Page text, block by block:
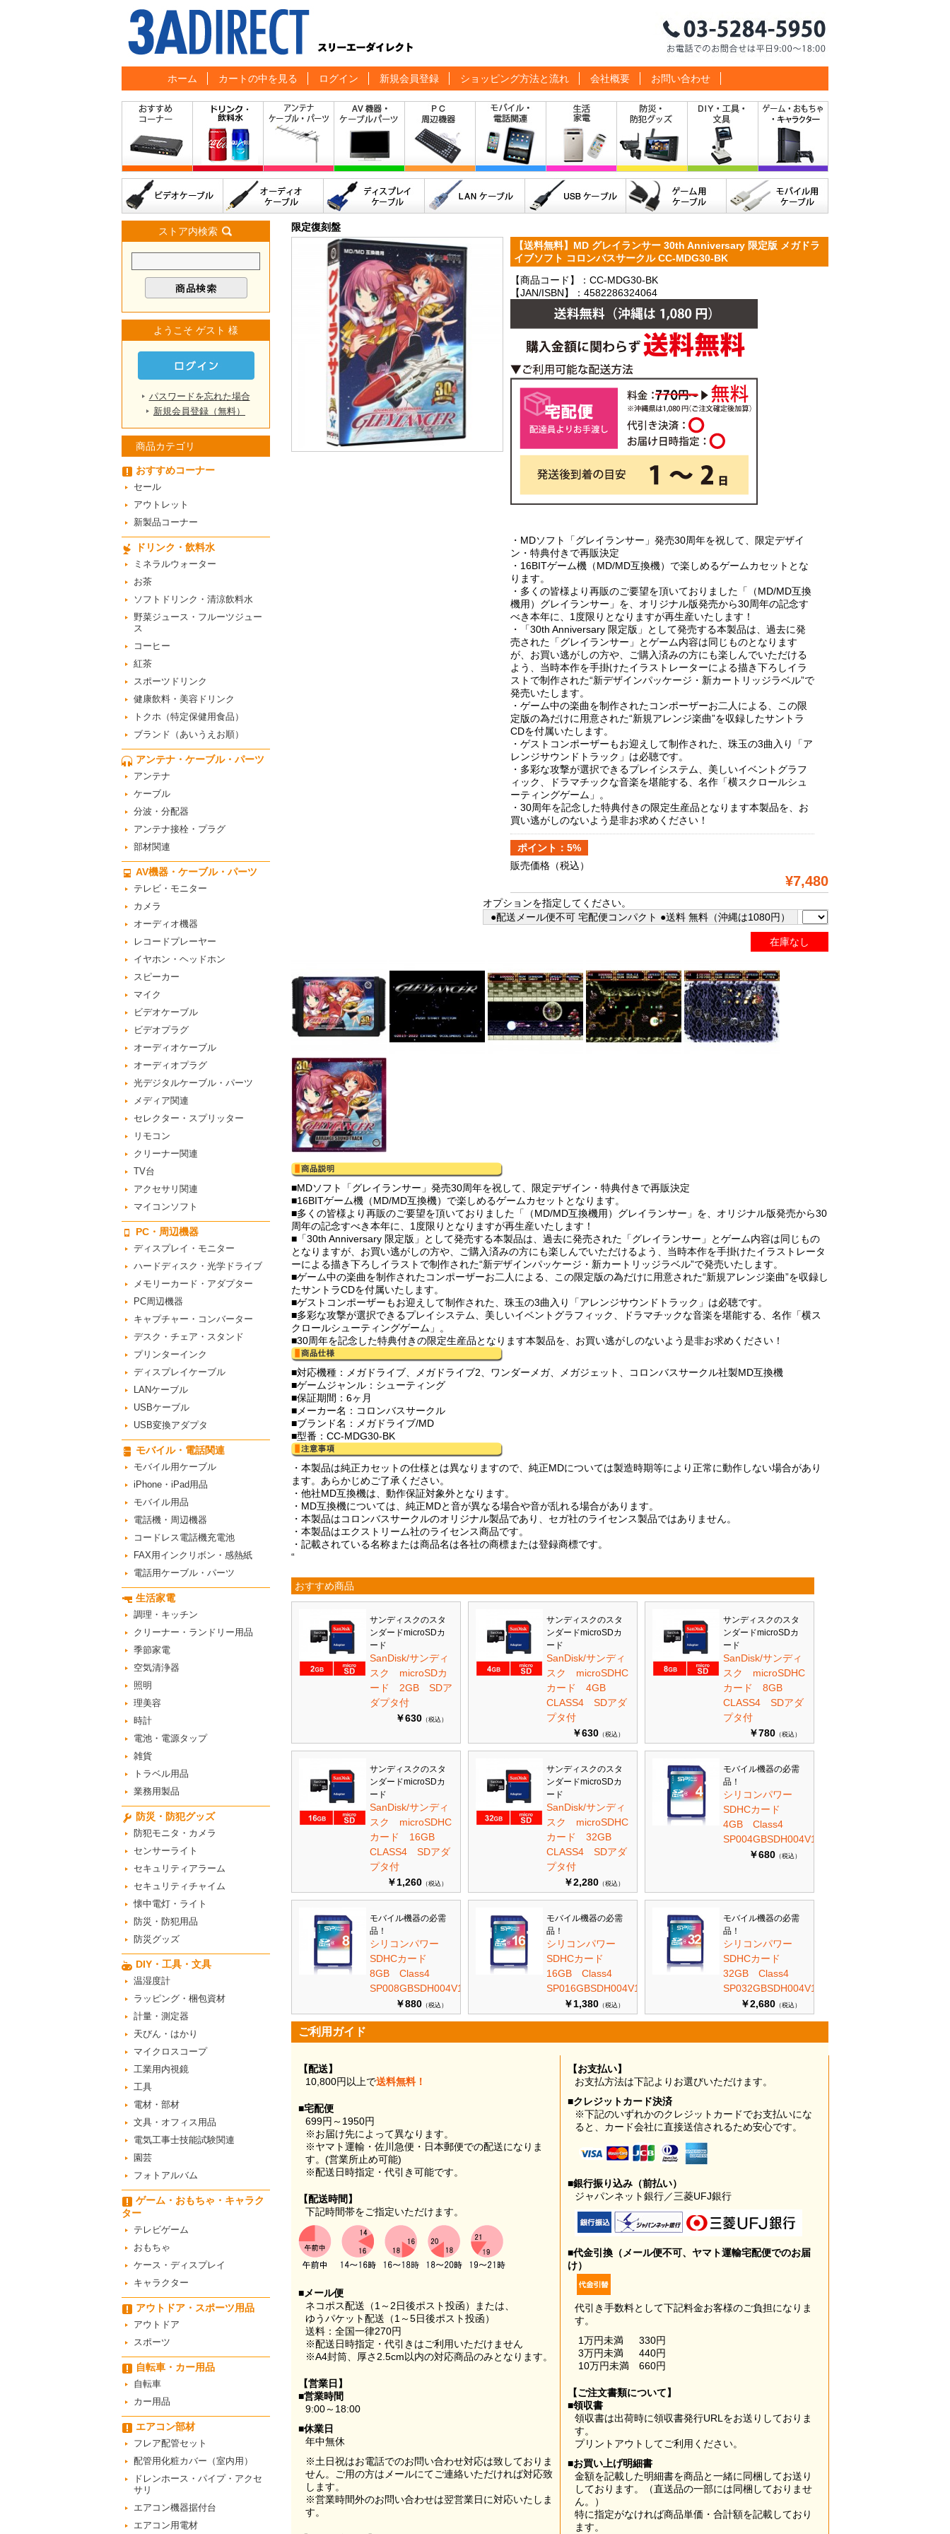
ホーム カートの中を見る ログイン 新規会員登録 ショッピング方法と流れ 会社概要 お問い合わせ
ストア内検索
ようこそ ゲスト 様
パスワードを忘れた場合
新規会員登録（無料）
商品カテゴリ
おすすめコーナー
セール
アウトレット
新製品コーナー
ドリンク・飲料水
ミネラルウォーター
お茶
ソフトドリンク・清涼飲料水
野菜ジュース・フルーツジュー
ス
コーヒー
紅茶
スポーツドリンク
健康飲料・美容ドリンク
トクホ（特定保健用食品）
ブランド（あいうえお順）
アンテナ・ケーブル・パーツ
アンテナ
ケーブル
分波・分配器
アンテナ接栓・プラグ
部材関連
AV機器・ケーブル・パーツ
テレビ・モニター
カメラ
オーディオ機器
レコードプレーヤー
イヤホン・ヘッドホン
スピーカー
マイク
ビデオケーブル
ビデオプラグ
オーディオケーブル
オーディオプラグ
光デジタルケーブル・パーツ
メディア関連
セレクター・スプリッター
リモコン
クリーナー関連
TV台
アクセサリ関連
マイコンソフト
PC・周辺機器
ディスプレイ・モニター
ハードディスク・光学ドライブ
メモリーカード・アダプター
PC周辺機器
キャプチャー・コンバーター
デスク・チェア・スタンド
プリンターインク
ディスプレイケーブル
LANケーブル
USBケーブル
USB変換アダプタ
モバイル・電話関連
モバイル用ケーブル
iPhone・iPad用品
モバイル用品
電話機・周辺機器
コードレス電話機充電池
FAX用インクリボン・感熱紙
電話用ケーブル・パーツ
生活家電
調理・キッチン
クリーナー・ランドリー用品
季節家電
空気清浄器
照明
理美容
時計
電池・電源タップ
雑貨
トラベル用品
業務用製品
防災・防犯グッズ
防犯モニタ・カメラ
センサーライト
セキュリティアラーム
セキュリティチャイム
懐中電灯・ライト
防災・防犯用品
防災グッズ
DIY・工具・文具
温湿度計
ラッピング・梱包資材
計量・測定器
天びん・はかり
マイクロスコープ
工業用内視鏡
工具
電材・部材
文具・オフィス用品
電気工事士技能試験関連
園芸
フォトアルバム
ゲーム・おもちゃ・キャラク
ター
テレビゲーム
おもちゃ
ケース・ディスプレイ
キャラクター
アウトドア・スポーツ用品
アウトドア
スポーツ
自転車・カー用品
自転車
カー用品
エアコン部材
フレア配管セット
配管用化粧カバー（室内用）
ドレンホース・パイプ・アクセ
サリ
エアコン機器据付台
エアコン用電材
限定復刻盤
【送料無料】MD グレイランサー 30th Anniversary 限定版 メガドラ
イブソフト コロンバスサークル CC-MDG30-BK
【商品コード】：CC-MDG30-BK
【JAN/ISBN】：4582286324064
・MDソフト「グレイランサー」発売30周年を祝して、限定デザイ
ン・特典付きで再販決定
・16BITゲーム機（MD/MD互換機）で楽しめるゲームカセットとな
ります。
・多くの皆様より再販のご要望を頂いておりました「（MD/MD互換
機用）グレイランサー」を、オリジナル版発売から30周年の記念す
べき本年に、1度限りとなりますが再生産いたします！
・「30th Anniversary 限定版」として発売する本製品は、過去に発
売された「グレイランサー」とゲーム内容は同じものとなります
が、お買い逃がしの方や、ご購入済みの方にも楽しんでいただける
よう、当時本作を手掛けたイラストレーターによる描き下ろしイラ
ストで制作された“新デザインパッケージ・新カートリッジラベル”で
発売いたします。
・ゲーム中の楽曲を制作されたコンポーザーお二人による、この限
定版の為だけに用意された“新規アレンジ楽曲”を収録したサントラ
CDを付属いたします。
・ゲストコンポーザーもお迎えして制作された、珠玉の3曲入り「ア
レンジサウンドトラック」は必聴です。
・多彩な攻撃が選択できるプレイシステム、美しいイベントグラフ
ィック、ドラマチックな音楽を堪能する、名作「横スクロールシュ
ーティングゲーム」。
・30周年を記念した特典付きの限定生産品となります本製品を、お
買い逃がしのないよう是非お求めください！
ポイント：5%
販売価格 （税込）
¥7,480
オプションを指定してください。
●配送メール便不可 宅配便コンパクト ●送料 無料（沖縄は1080円）
在庫なし
■MDソフト「グレイランサー」発売30周年を祝して、限定デザイン・特典付きで再販決定
■16BITゲーム機（MD/MD互換機）で楽しめるゲームカセットとなります。
■多くの皆様より再販のご要望を頂いておりました「（MD/MD互換機用）グレイランサー」を、オリジナル版発売から30
周年の記念すべき本年に、1度限りとなりますが再生産いたします！
■「30th Anniversary 限定版」として発売する本製品は、過去に発売された「グレイランサー」とゲーム内容は同じもの
となりますが、お買い逃がしの方や、ご購入済みの方にも楽しんでいただけるよう、当時本作を手掛けたイラストレータ
ーによる描き下ろしイラストで制作された“新デザインパッケージ・新カートリッジラベル”で発売いたします。
■ゲーム中の楽曲を制作されたコンポーザーお二人による、この限定版の為だけに用意された“新規アレンジ楽曲”を収録し
たサントラCDを付属いたします。
■ゲストコンポーザーもお迎えして制作された、珠玉の3曲入り「アレンジサウンドトラック」は必聴です。
■多彩な攻撃が選択できるプレイシステム、美しいイベントグラフィック、ドラマチックな音楽を堪能する、名作「横ス
クロールシューティングゲーム」。
■30周年を記念した特典付きの限定生産品となります本製品を、お買い逃がしのないよう是非お求めください！
■対応機種：メガドライブ、メガドライブ2、ワンダーメガ、メガジェット、コロンバスサークル社製MD互換機
■ゲームジャンル：シューティング
■保証期間：6ヶ月
■メーカー名：コロンバスサークル
■ブランド名：メガドライブ/MD
■型番：CC-MDG30-BK
・本製品は純正カセットの仕様とは異なりますので、純正MDについては製造時期等により正常に動作しない場合があり
ます。あらかじめご了承ください。
・他社MD互換機は、動作保証対象外となります。
・MD互換機については、純正MDと音が異なる場合や音が乱れる場合があります。
・本製品はコロンバスサークルのオリジナル製品であり、セガ社のライセンス製品ではありません。
・本製品はエクストリーム社のライセンス商品です。
・記載されている名称または商品名は各社の商標または登録商標です。
“
おすすめ商品
サンディスクのスタ
ンダードmicroSDカ
ード
SanDisk/サンディ
スク microSDカ
ード 2GB SDア
ダプタ付
￥630 （税込）
サンディスクのスタ
ンダードmicroSDカ
ード
SanDisk/サンディ
スク microSDHC
カード 4GB
CLASS4 SDアダ
プタ付
￥630 （税込）
サンディスクのスタ
ンダードmicroSDカ
ード
SanDisk/サンディ
スク microSDHC
カード 8GB
CLASS4 SDアダ
プタ付
￥780 （税込）
サンディスクのスタ
ンダードmicroSDカ
ード
SanDisk/サンディ
スク microSDHC
カード 16GB
CLASS4 SDアダ
プタ付
￥1,260 （税込）
サンディスクのスタ
ンダードmicroSDカ
ード
SanDisk/サンディ
スク microSDHC
カード 32GB
CLASS4 SDアダ
プタ付
￥2,280 （税込）
モバイル機器の必需
品！
シリコンパワー
SDHCカード
4GB Class4
SP004GBSDH004V10
￥680 （税込）
モバイル機器の必需
品！
シリコンパワー
SDHCカード
8GB Class4
SP008GBSDH004V10
￥880 （税込）
モバイル機器の必需
品！
シリコンパワー
SDHCカード
16GB Class4
SP016GBSDH004V10
￥1,380 （税込）
モバイル機器の必需
品！
シリコンパワー
SDHCカード
32GB Class4
SP032GBSDH004V10
￥2,680 （税込）
ご利用ガイド
【配送】
10,800円以上で送料無料！
■宅配便
699円～1950円
※お届け先によって異なります。
※ヤマト運輸・佐川急便・日本郵便での配送になりま
す。(営業所止め可能)
※配送日時指定・代引き可能です。
【配送時間】
下記時間帯をご指定いただけます。
■メール便
ネコポス配送（1～2日後ポスト投函）または、
ゆうパケット配送（1～5日後ポスト投函）
送料：全国一律270円
※配送日時指定・代引きはご利用いただけません
※A4封筒、厚さ2.5cm以内の対応商品のみとなります。
【営業日】
■営業時間
9:00～18:00
■休業日
年中無休
※土日祝はお電話でのお問い合わせ対応は致しておりま
せん。ご用の方はメールにてご連絡いただければ対応致
します。
※営業時間外のお問い合わせは翌営業日に対応いたしま
す。
【お支払い】
お支払方法は下記よりお選びいただけます。
■クレジットカード決済
※下記のいずれかのクレジットカードでお支払いにな
ると、カード会社に直接送信されるため安心です。
■銀行振り込み（前払い）
ジャパンネット銀行／三菱UFJ銀行
■代金引換（メール便不可、ヤマト運輸宅配便でのお届
け）
代引き手数料として下記料金お客様のご負担になりま
す。
1万円未満
330円
3万円未満
440円
10万円未満
660円
【ご注文書類について】
■領収書
領収書は出荷時に領収書発行URLをお送りしておりま
す。
プリントアウトしてご利用ください。
■お買い上げ明細書
金額を記載した明細書を商品と一緒に同梱してお送り
しております。（直送品の一部には同梱しておりませ
ん。）
特に指定がなければ商品単価・合計額を記載しており
ます。